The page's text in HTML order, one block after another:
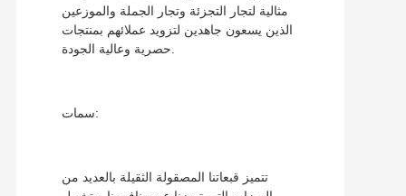
مثالية لتجار التجزئة وتجار الجملة والموزعين
الذين يسعون جاهدين لتزويد عملائهم بمنتجات
حصرية وعالية الجودة.
سمات:
تتميز قبعاتنا المصقولة الثقيلة بالعديد من